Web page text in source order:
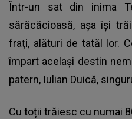
Într-un sat din inima
sărăcăcioasă, așa își
frați, alături de tatăl lor.
împart același destin
patern, Iulian Duică,
Cu toții trăiesc cu numai